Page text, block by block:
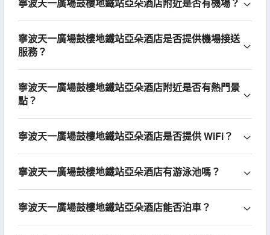
寧波天一廣場鼓樓地鐵站亞朵酒店附近是否有機場？
寧波天一廣場鼓樓地鐵站亞朵酒店是否提供機場接送
服務？
寧波天一廣場鼓樓地鐵站亞朵酒店附近是否有熱門景
點？
寧波天一廣場鼓樓地鐵站亞朵酒店是否提供 WiFi？
寧波天一廣場鼓樓地鐵站亞朵酒店有游泳池嗎？
寧波天一廣場鼓樓地鐵站亞朵酒店能否泊車？